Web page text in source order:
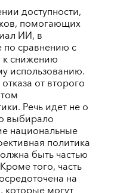
доступности,
помогающих
ИИ, в
сравнению с
снижению
использованию.
от второго
Речь идет не о
выбирало
национальные
политика
быть частью
того, часть
на